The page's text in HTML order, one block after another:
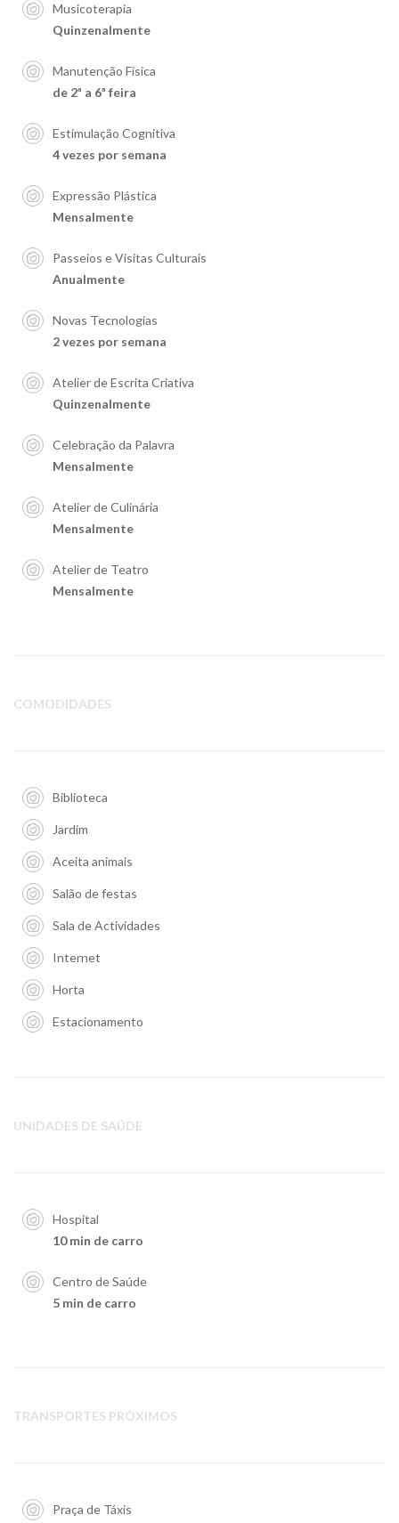
Musicoterapia
Quinzenalmente
Manutenção Física
de 2ª a 6ª feira
Estimulação Cognitiva
4 vezes por semana
Expressão Plástica
Mensalmente
Passeios e Visitas Culturais
Anualmente
Novas Tecnologias
2 vezes por semana
Atelier de Escrita Criativa
Quinzenalmente
Celebração da Palavra
Mensalmente
Atelier de Culinária
Mensalmente
Atelier de Teatro
Mensalmente
COMODIDADES
Biblioteca
Jardim
Aceita animais
Salão de festas
Sala de Actividades
Internet
Horta
Estacionamento
UNIDADES DE SAÚDE
Hospital
10 min de carro
Centro de Saúde
5 min de carro
TRANSPORTES PRÓXIMOS
Praça de Táxis